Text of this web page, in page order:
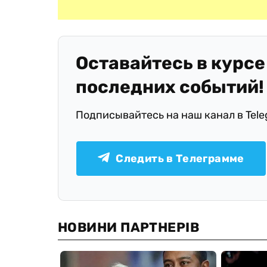
Оставайтесь в курсе
последних событий!
Подписывайтесь на наш канал в
Следить в Телеграмме